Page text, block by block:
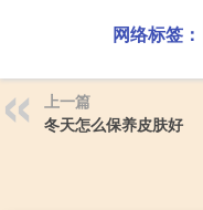
网络标签：
上一篇
冬天怎么保养皮肤好